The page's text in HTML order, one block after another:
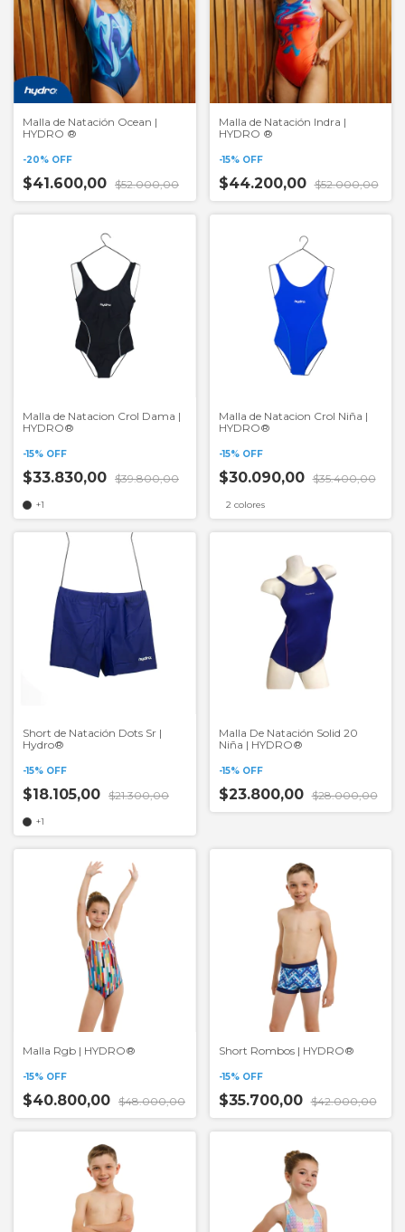
Malla de Natación Ocean |
HYDRO ®
-20% OFF
$41.600,00 $52.000,00
Malla de Natación Indra |
HYDRO ®
-15% OFF
$44.200,00 $52.000,00
Malla de Natacion Crol Dama |
HYDRO®
-15% OFF
$33.830,00 $39.800,00
+1
Malla de Natacion Crol Niña |
HYDRO®
-15% OFF
$30.090,00 $35.400,00
2 colores
Short de Natación Dots Sr |
Hydro®
-15% OFF
$18.105,00 $21.300,00
+1
Malla De Natación Solid 20
Niña | HYDRO®
-15% OFF
$23.800,00 $28.000,00
Malla Rgb | HYDRO®
-15% OFF
$40.800,00 $48.000,00
Short Rombos | HYDRO®
-15% OFF
$35.700,00 $42.000,00